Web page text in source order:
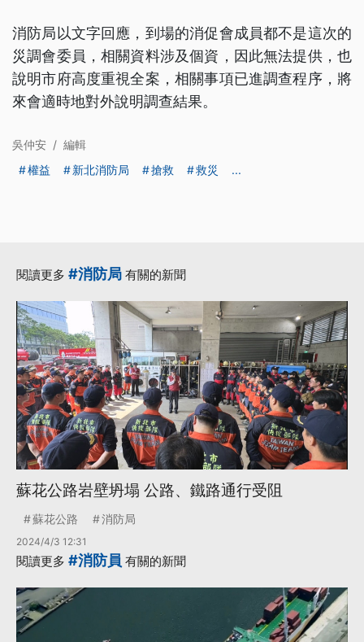
消防局以文字回應，到場的消促會成員都不是這次的
災調會委員，相關資料涉及個資，因此無法提供，也
說明市府高度重視全案，相關事項已進調查程序，將
來會適時地對外說明調查結果。
吳仲安 / 編輯
權益
新北消防局 搶救 救災 ...
閱讀更多 #消防局 有關的新聞
蘇花公路岩壁坍塌 公路、鐵路通行受阻
蘇花公路 消防局
2024/4/3 12:31
閱讀更多 #消防員 有關的新聞